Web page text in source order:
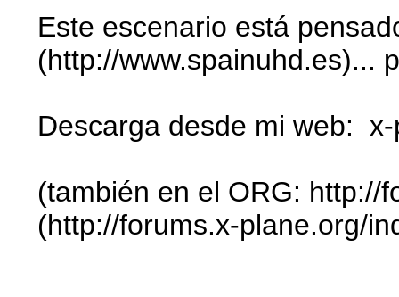
Este escenario está
(http://www.spainuhd.es)...
Descarga desde mi web:
(también en el ORG: http://
(http://forums.x-plane.org/